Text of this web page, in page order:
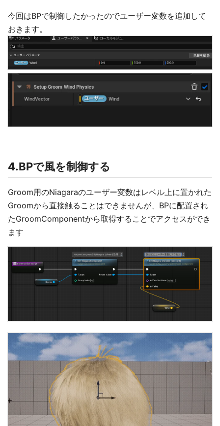
今回はBPで制御したかったのでユーザー変数を追加して
おきます。
4.BPで風を制御する
Groom用のNiagaraのユーザー変数はレベル上に置かれた
Groomから直接触ることはできませんが、BPに配置され
たGroomComponentから取得することでアクセスができ
ます